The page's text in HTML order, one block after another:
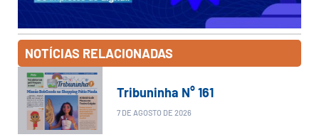
NOTÍCIAS RELACIONADAS
Tribuninha N° 161
7 DE AGOSTO DE 2026